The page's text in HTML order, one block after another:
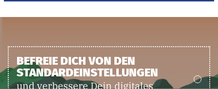
BEFREIE DICH VON DEN
STANDARDEINSTELLUNGEN
und verbessere Dein digitales